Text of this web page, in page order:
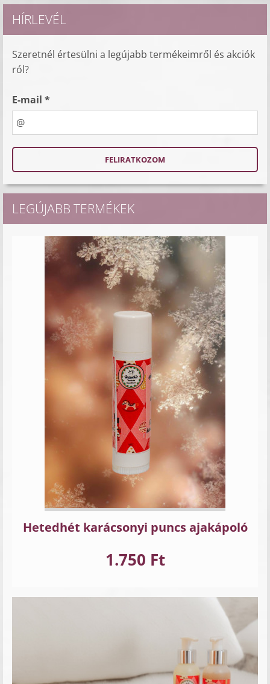
HÍRLEVÉL
Szeretnél értesülni a legújabb termékeimről és akciók
ról?
E-mail *
LEGÚJABB TERMÉKEK
Hetedhét karácsonyi puncs ajakápoló
1.750 Ft